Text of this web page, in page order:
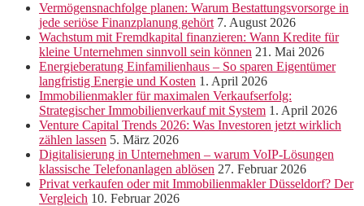
Vermögensnachfolge planen: Warum Bestattungsvorsorge in
jede seriöse Finanzplanung gehört 7. August 2026
Wachstum mit Fremdkapital finanzieren: Wann Kredite für
kleine Unternehmen sinnvoll sein können 21. Mai 2026
Energieberatung Einfamilienhaus – So sparen Eigentümer
langfristig Energie und Kosten 1. April 2026
Immobilienmakler für maximalen Verkaufserfolg:
Strategischer Immobilienverkauf mit System 1. April 2026
Venture Capital Trends 2026: Was Investoren jetzt wirklich
zählen lassen 5. März 2026
Digitalisierung in Unternehmen – warum VoIP-Lösungen
klassische Telefonanlagen ablösen 27. Februar 2026
Privat verkaufen oder mit Immobilienmakler Düsseldorf? Der
Vergleich 10. Februar 2026